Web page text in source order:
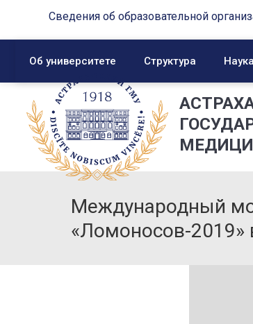
Сведения об образовательной
Об университете Структура
Международный
«Ломоносов-